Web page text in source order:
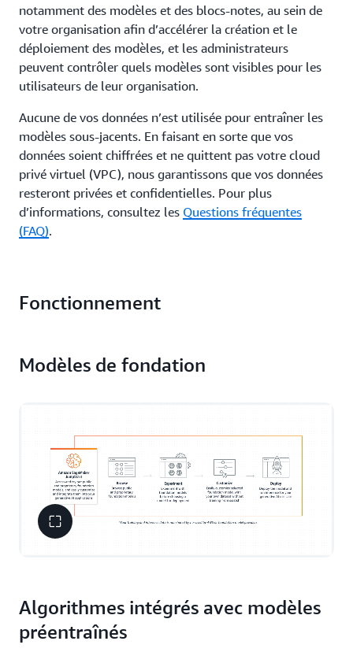
notamment des modèles et des blocs-notes, au sein de
votre organisation afin d’accélérer la création et le
déploiement des modèles, et les administrateurs
peuvent contrôler quels modèles sont visibles pour les
utilisateurs de leur organisation.
Aucune de vos données n’est utilisée pour entraîner les
modèles sous-jacents. En faisant en sorte que vos
données soient chiffrées et ne quittent pas votre cloud
privé virtuel (VPC), nous garantissons que vos données
resteront privées et confidentielles. Pour plus
d’informations, consultez les Questions fréquentes
(FAQ).
Fonctionnement
Modèles de fondation
Algorithmes intégrés avec modèles
préentraînés